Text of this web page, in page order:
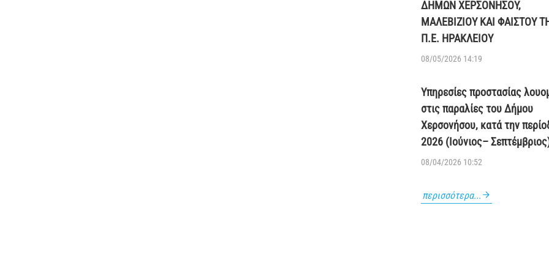
ΔΗΜΩΝ ΧΕΡΣΟΝΗΣΟΥ,
ΜΑΛΕΒΙΖΙΟΥ ΚΑΙ ΦΑΙΣΤΟΥ
Π.Ε. ΗΡΑΚΛΕΙΟΥ
08/05/2026 14:19
Υπηρεσίες προστασίας
στις παραλίες του Δήμου
Χερσονήσου, κατά την
2026 (Ιούνιος–
08/04/2026 10:52
περισσότερα...